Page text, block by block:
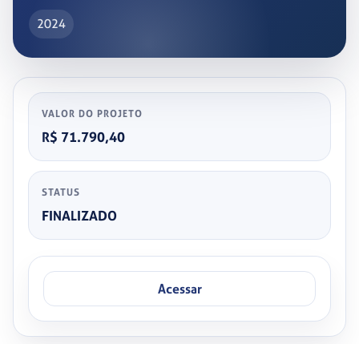
2024
VALOR DO PROJETO
R$ 71.790,40
STATUS
FINALIZADO
Acessar